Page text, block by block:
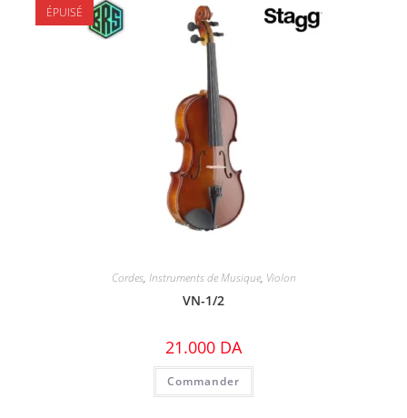
ÉPUISÉ
Cordes, Instruments de Musique, Violon
VN-1/2
21.000 DA
Commander